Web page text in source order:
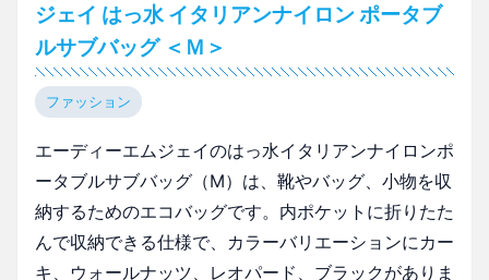
ジェイ はっ水 イタリアンナイロン ポータブ
ルサブバッグ ＜Ｍ＞
ファッション
エーディーエムジェイのはっ水イタリアンナイロンポ
ータブルサブバッグ（M）は、靴やバッグ、小物を収
納するためのエコバッグです。内ポケットに折りたた
んで収納できる仕様で、カラーバリエーションにカー
キ、ウォールナッツ、レオパード、ブラックがありま